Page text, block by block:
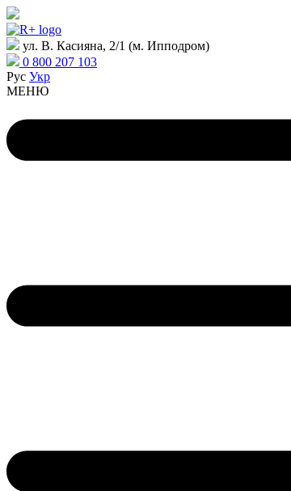
ул. В. Касияна, 2/1 (м. Ипподром)
0 800 207 103
Рус Укр
МЕНЮ